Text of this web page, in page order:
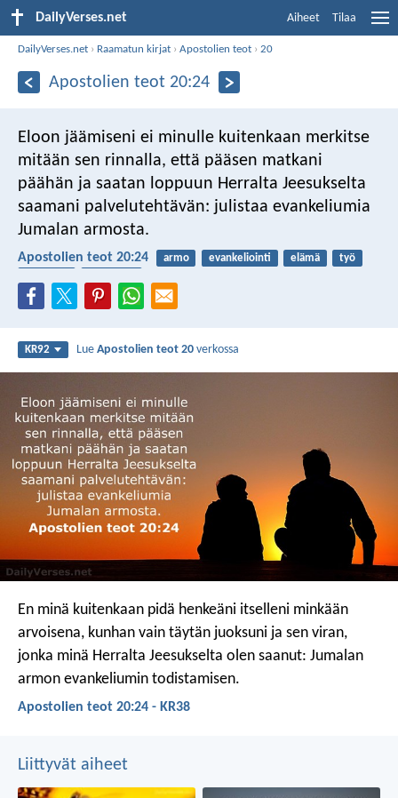
DailyVerses.net Aiheet Tilaa
DailyVerses.net › Raamatun kirjat ›Apostolien teot ›20
Apostolien teot 20:24
Eloon jäämiseni ei minulle kuitenkaan merkitse
mitään sen rinnalla, että pääsen matkani
päähän ja saatan loppuun Herralta Jeesukselta
saamani palvelutehtävän: julistaa evankeliumia
Jumalan armosta.
Apostolien teot 20:24 armo evankeliointi elämä
työ
KR92 LueApostolien teot 20 verkossa
En minä kuitenkaan pidä henkeäni itselleni minkään
arvoisena, kunhan vain täytän juoksuni ja sen viran,
jonka minä Herralta Jeesukselta olen saanut: Jumalan
armon evankeliumin todistamisen.
Apostolien teot 20:24 - KR38
Liittyvät aiheet